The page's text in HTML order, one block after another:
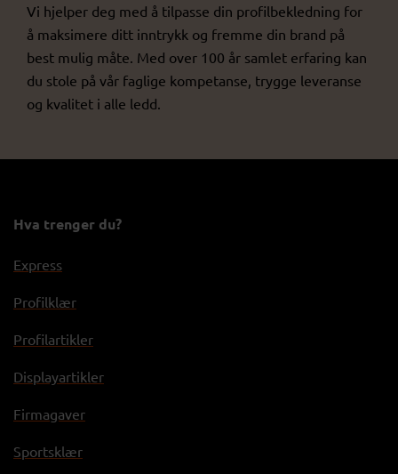
Vi hjelper deg med å tilpasse din profilbekledning for
å maksimere ditt inntrykk og fremme din brand på
best mulig måte. Med over 100 år samlet erfaring kan
du stole på vår faglige kompetanse, trygge leveranse
og kvalitet i alle ledd.
Hva trenger du?
Express
Profilklær
Profilartikler
Displayartikler
Firmagaver
Sportsklær